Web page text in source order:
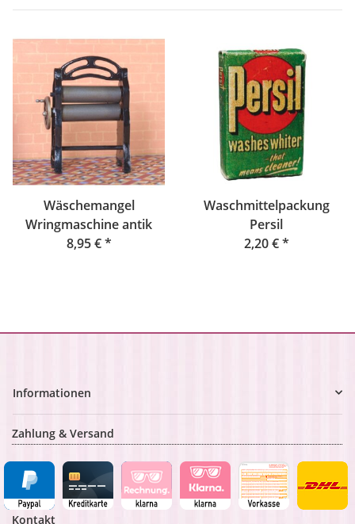
Wäschemangel
Wringmaschine antik
8,95 €*
Waschmittelpackung
Persil
2,20 €*
Informationen
Zahlung & Versand
Kontakt